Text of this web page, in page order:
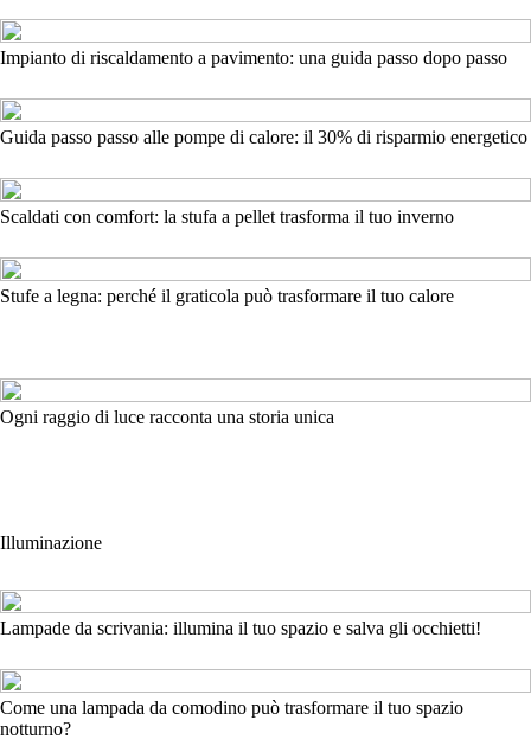
Impianto di riscaldamento a pavimento: una guida passo dopo passo
Guida passo passo alle pompe di calore: il 30% di risparmio energetico
Scaldati con comfort: la stufa a pellet trasforma il tuo inverno
Stufe a legna: perché il graticola può trasformare il tuo calore
Ogni raggio di luce racconta una storia unica
Illuminazione
Lampade da scrivania: illumina il tuo spazio e salva gli occhietti!
Come una lampada da comodino può trasformare il tuo spazio
notturno?